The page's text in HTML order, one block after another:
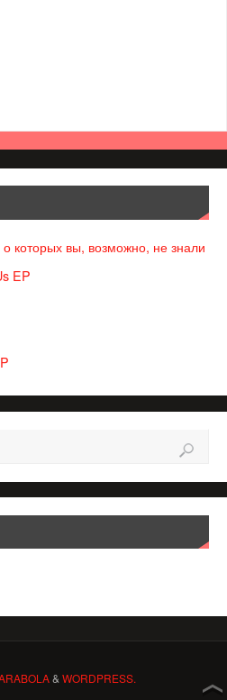
которых вы, возможно, не знали
EP
& WORDPRESS.